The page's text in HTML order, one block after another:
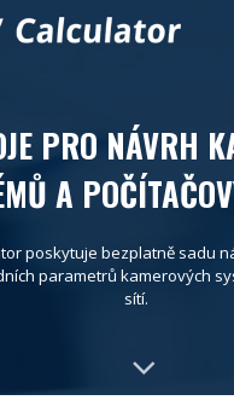
PRO NÁVRH
A
poskytuje bezplatně sadu
parametrů kamerových
sítí.